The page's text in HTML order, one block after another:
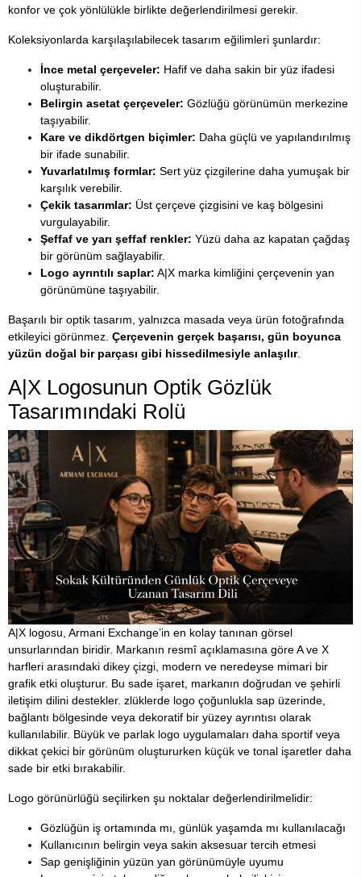
konfor ve çok yönlülükle birlikte değerlendirilmesi gerekir.
Koleksiyonlarda karşılaşılabilecek tasarım eğilimleri şunlardır:
İnce metal çerçeveler: Hafif ve daha sakin bir yüz ifadesi
oluşturabilir.
Belirgin asetat çerçeveler: Gözlüğü görünümün merkezine
taşıyabilir.
Kare ve dikdörtgen biçimler: Daha güçlü ve yapılandırılmış
bir ifade sunabilir.
Yuvarlatılmış formlar: Sert yüz çizgilerine daha yumuşak bir
karşılık verebilir.
Çekik tasarımlar: Üst çerçeve çizgisini ve kaş bölgesini
vurgulayabilir.
Şeffaf ve yarı şeffaf renkler: Yüzü daha az kapatan çağdaş
bir görünüm sağlayabilir.
Logo ayrıntılı saplar: A|X marka kimliğini çerçevenin yan
görünümüne taşıyabilir.
Başarılı bir optik tasarım, yalnızca masada veya ürün fotoğrafında
etkileyici görünmez. Çerçevenin gerçek başarısı, gün boyunca
yüzün doğal bir parçası gibi hissedilmesiyle anlaşılır.
A|X Logosunun Optik Gözlük
Tasarımındaki Rolü
A|X logosu, Armani Exchange’in en kolay tanınan görsel
unsurlarından biridir. Markanın resmî açıklamasına göre A ve X
harfleri arasındaki dikey çizgi, modern ve neredeyse mimari bir
grafik etki oluşturur. Bu sade işaret, markanın doğrudan ve şehirli
iletişim dilini destekler. zlüklerde logo çoğunlukla sap üzerinde,
bağlantı bölgesinde veya dekoratif bir yüzey ayrıntısı olarak
kullanılabilir. Büyük ve parlak logo uygulamaları daha sportif veya
dikkat çekici bir görünüm oluştururken küçük ve tonal işaretler daha
sade bir etki bırakabilir.
Logo görünürlüğü seçilirken şu noktalar değerlendirilmelidir:
Gözlüğün iş ortamında mı, günlük yaşamda mı kullanılacağı
Kullanıcının belirgin veya sakin aksesuar tercih etmesi
Sap genişliğinin yüzün yan görünümüyle uyumu